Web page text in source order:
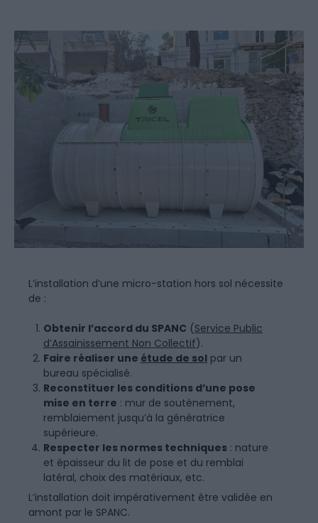
L’installation d’une micro-station hors sol nécessite
de :
Obtenir l’accord du SPANC (Service Public
d’Assainissement Non Collectif).
Faire réaliser une étude de sol par un
bureau spécialisé.
Reconstituer les conditions d’une pose
mise en terre : mur de soutènement,
remblaiement jusqu’à la génératrice
supérieure.
Respecter les normes techniques : nature
et épaisseur du lit de pose et du remblai
latéral, choix des matériaux, etc.
L’installation doit impérativement être validée en
amont par le SPANC.